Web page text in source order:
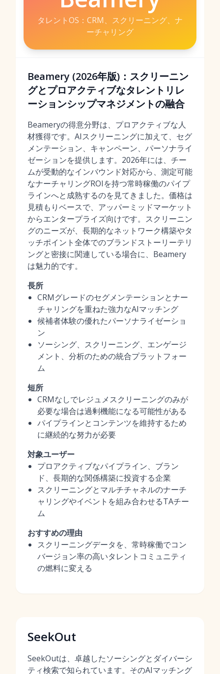
タレントOS：CRM、スクリーニング、ナ
ーチャリング
Beamery (2026年版)：スクリーニン
グとプロアクティブなタレントリレ
ーションシップマネジメントの融合
Beameryの得意分野は、プロアクティブな人
材獲得です。AIスクリーニングに加えて、セグ
メンテーション、キャンペーン、パーソナライ
ゼーションを提供します。2026年には、チー
ムが受動的なインバウンド対応から、測定可能
なナーチャリングROIを持つ常時稼働のパイプ
ラインへと成熟するのを見てきました。価格は
見積もりベースで、アッパーミッドマーケット
からエンタープライズ向けです。スクリーニン
グのニーズが、長期的なネットワーク構築やタ
ッチポイント全体でのブランドストーリーテリ
ングと密接に関連している場合に、Beamery
は魅力的です。
長所
CRMグレードのセグメンテーションとナー
チャリングを重ねた強力なAIマッチング
候補者体験の優れたパーソナライゼーショ
ン
ソーシング、スクリーニング、エンゲージ
メント、分析のための統合プラットフォー
ム
短所
CRMなしでレジュメスクリーニングのみが
必要な場合は過剰機能になる可能性がある
パイプラインとコンテンツを維持するため
に継続的な努力が必要
対象ユーザー
プロアクティブなパイプライン、ブラン
ド、長期的な関係構築に投資する企業
スクリーニングとマルチチャネルのナーチ
ャリングやイベントを組み合わせるTAチー
ム
おすすめの理由
スクリーニングデータを、常時稼働でコン
バージョン率の高いタレントコミュニティ
の燃料に変える
SeekOut
SeekOutは、卓越したソーシングとダイバーシ
ティ検索で知られています。そのAIマッチング